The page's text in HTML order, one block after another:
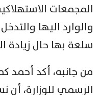
المجمعات
والوارد اليها
سلعة بها حال ‏زيادة
من جانبه، أكد أحمد
الرسمي للوزارة، ‏أن